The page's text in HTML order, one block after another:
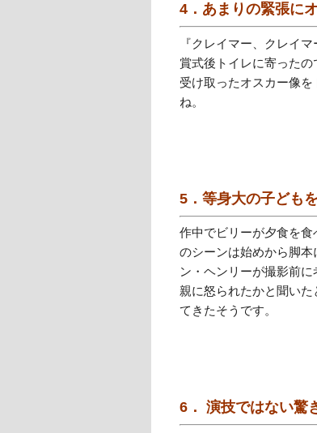
4．あまりの緊張に
『クレイマー、クレイ
賞式後トイレに寄ったの
受け取ったオスカー像
ね。
5．等身大の子ども
作中でビリーが夕食を
のシーンは始めから脚
ン・ヘンリーが撮影前
親に怒られたかと聞い
てきたそうです。
6． 演技ではない驚